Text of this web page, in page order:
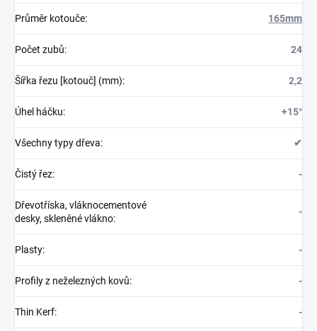
Průměr kotouče: 165mm
Počet zubů: 24
Šířka řezu [kotouč] (mm): 2,2
Úhel háčku: +15°
Všechny typy dřeva: ✔
Čistý řez: -
Dřevotříska, vláknocementové
desky, skleněné vlákno:
-
Plasty: -
Profily z neželezných kovů: -
Thin Kerf: -